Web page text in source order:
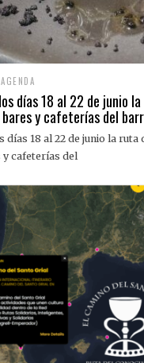
AGENDA
días 18 al 22 de junio
y cafeterías del
días 18 al 22 de junio la ruta
y cafeterías del